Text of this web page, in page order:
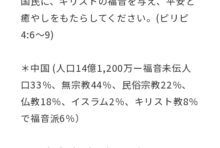
癒やしをもたらしてください。(ピリピ
4:6～9)
＊中国 (人口14億1,200万ー福音未伝人
口33％、無宗教44％、民俗宗教22％、
仏教18％、イスラム2％、キリスト教8％
で福音派6％）